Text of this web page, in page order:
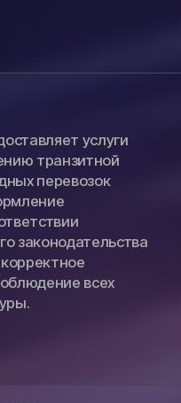
услуги
транзитной
перевозок
законодательства
всех